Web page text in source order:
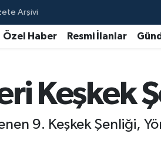
Arşivi
Özel Haber Resmi İlanlar
Keşkek
9. Keşkek Şenliği,